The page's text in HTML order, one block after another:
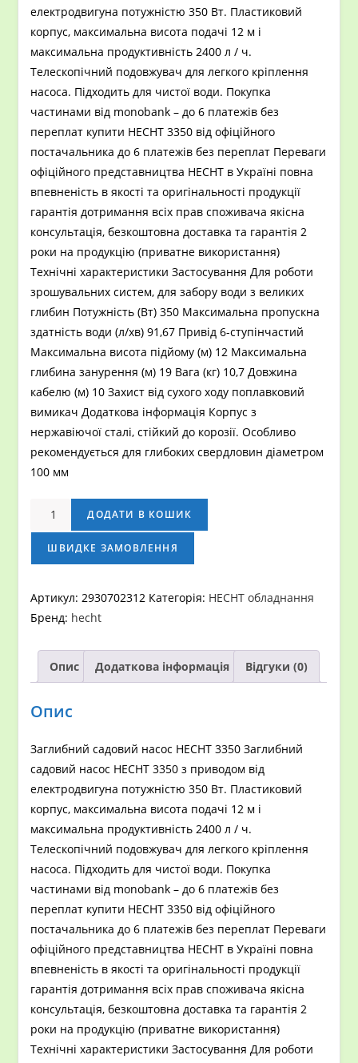
електродвигуна потужністю 350 Вт. Пластиковий
корпус, максимальна висота подачі 12 м і
максимальна продуктивність 2400 л / ч.
Телескопічний подовжувач для легкого кріплення
насоса. Підходить для чистої води. Покупка
частинами від monobank – до 6 платежів без
переплат купити HECHT 3350 від офіційного
постачальника до 6 платежів без переплат Переваги
офіційного представництва HECHT в Україні повна
впевненість в якості та оригінальності продукції
гарантія дотримання всіх прав споживача якісна
консультація, безкоштовна доставка та гарантія 2
роки на продукцію (приватне використання)
Технічні характеристики Застосування Для роботи
зрошувальних систем, для забору води з великих
глибин Потужність (Вт) 350 Максимальна пропускна
здатність води (л/хв) 91,67 Привід 6-ступінчастий
Максимальна висота підйому (м) 12 Максимальна
глибина занурення (м) 19 Вага (кг) 10,7 Довжина
кабелю (м) 10 Захист від сухого ходу поплавковий
вимикач Додаткова інформація Корпус з
нержавіючої сталі, стійкий до корозії. Особливо
рекомендується для глибоких свердловин діаметром
100 мм
Заглибний
садовий
насос
HECHT
кількість
ДОДАТИ В КОШИК
ШВИДКЕ ЗАМОВЛЕННЯ
Артикул: 2930702312 Категорія: HECHT обладнання
Бренд: hecht
Опис Додаткова інформація Відгуки (0)
Опис
Заглибний садовий насос HECHT 3350 Заглибний
садовий насос HECHT 3350 з приводом від
електродвигуна потужністю 350 Вт. Пластиковий
корпус, максимальна висота подачі 12 м і
максимальна продуктивність 2400 л / ч.
Телескопічний подовжувач для легкого кріплення
насоса. Підходить для чистої води. Покупка
частинами від monobank – до 6 платежів без
переплат купити HECHT 3350 від офіційного
постачальника до 6 платежів без переплат Переваги
офіційного представництва HECHT в Україні повна
впевненість в якості та оригінальності продукції
гарантія дотримання всіх прав споживача якісна
консультація, безкоштовна доставка та гарантія 2
роки на продукцію (приватне використання)
Технічні характеристики Застосування Для роботи